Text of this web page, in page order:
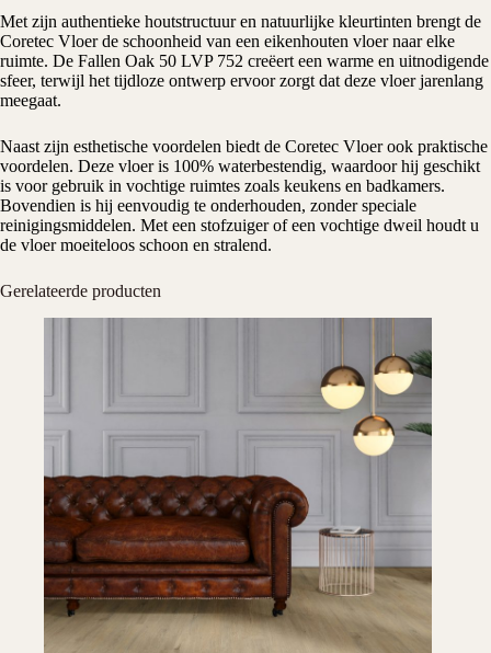
Met zijn authentieke houtstructuur en natuurlijke kleurtinten brengt de
Coretec Vloer de schoonheid van een eikenhouten vloer naar elke
ruimte. De Fallen Oak 50 LVP 752 creëert een warme en uitnodigende
sfeer, terwijl het tijdloze ontwerp ervoor zorgt dat deze vloer jarenlang
meegaat.
Naast zijn esthetische voordelen biedt de Coretec Vloer ook praktische
voordelen. Deze vloer is 100% waterbestendig, waardoor hij geschikt
is voor gebruik in vochtige ruimtes zoals keukens en badkamers.
Bovendien is hij eenvoudig te onderhouden, zonder speciale
reinigingsmiddelen. Met een stofzuiger of een vochtige dweil houdt u
de vloer moeiteloos schoon en stralend.
Gerelateerde producten